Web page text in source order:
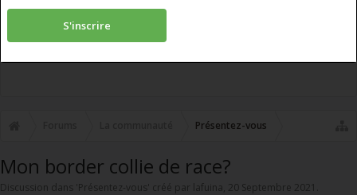
Présentez-vous
Mon border collie de race?
Discussion dans 'Présentez-vous ' créé par lafuina, 20 Septembre 2021
S'inscrire